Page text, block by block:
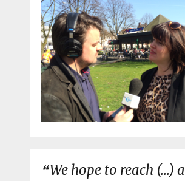
We hope to reach (...) a